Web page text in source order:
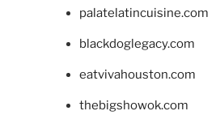
palatelatincuisine.com
blackdoglegacy.com
eatvivahouston.com
thebigshowok.com